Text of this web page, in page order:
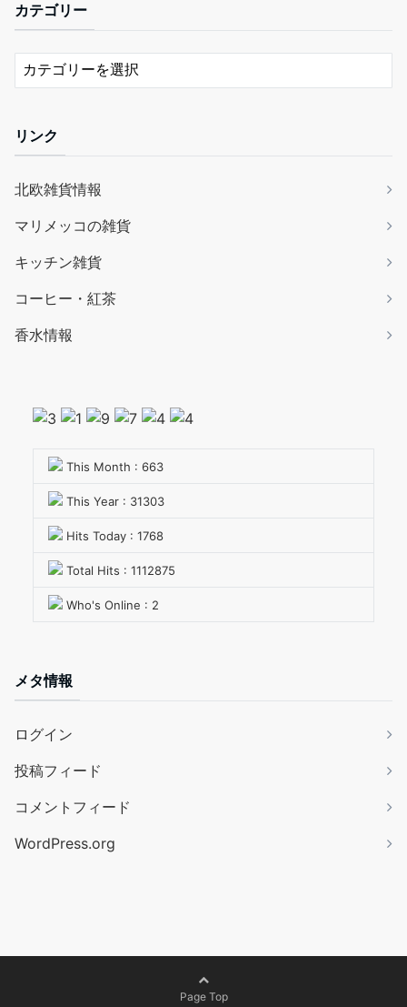
カテゴリー
リンク
北欧雑貨情報
マリメッコの雑貨
キッチン雑貨
コーヒー・紅茶
香水情報
This Month : 663
This Year : 31303
Hits Today : 1768
Total Hits : 1112875
Who's Online : 2
メタ情報
ログイン
投稿フィード
コメントフィード
WordPress.org
Page Top